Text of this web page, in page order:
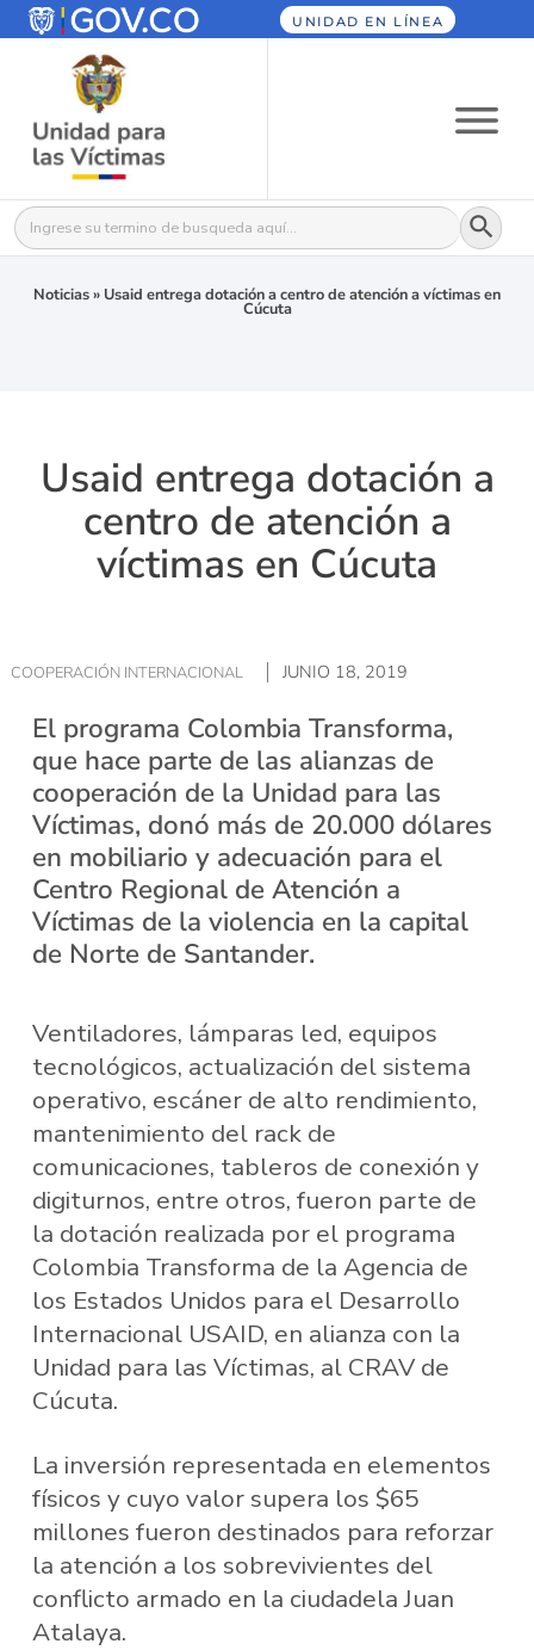
UNIDAD EN LÍNEA
Buscar: Botón
Noticias» Usaid entrega dotación a centro de atención a víctimas en
Cúcuta
Usaid entrega dotación a
centro de atención a
víctimas en Cúcuta
COOPERACIÓN INTERNACIONAL JUNIO 18, 2019
El programa Colombia Transforma,
que hace parte de las alianzas de
cooperación de la Unidad para las
Víctimas, donó más de 20.000 dólares
en mobiliario y adecuación para el
Centro Regional de Atención a
Víctimas de la violencia en la capital
de Norte de Santander.
Ventiladores, lámparas led, equipos
tecnológicos, actualización del sistema
operativo, escáner de alto rendimiento,
mantenimiento del rack de
comunicaciones, tableros de conexión y
digiturnos, entre otros, fueron parte de
la dotación realizada por el programa
Colombia Transforma de la Agencia de
los Estados Unidos para el Desarrollo
Internacional USAID, en alianza con la
Unidad para las Víctimas, al CRAV de
Cúcuta.
La inversión representada en elementos
físicos y cuyo valor supera los $65
millones fueron destinados para reforzar
la atención a los sobrevivientes ​del
conflicto armado en la ciudadela Juan
Atalaya.